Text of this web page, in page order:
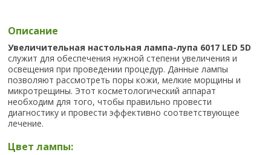
Описание
Увеличительная настольная лампа-лупа 6017 LED 5D
служит для обеспечения нужной степени увеличения и
освещения при проведении процедур. Данные лампы
позволяют рассмотреть поры кожи, мелкие морщины и
микротрещины. Этот косметологический аппарат
необходим для того, чтобы правильно провести
диагностику и провести эффективно соответствующее
лечение.
Цвет лампы: